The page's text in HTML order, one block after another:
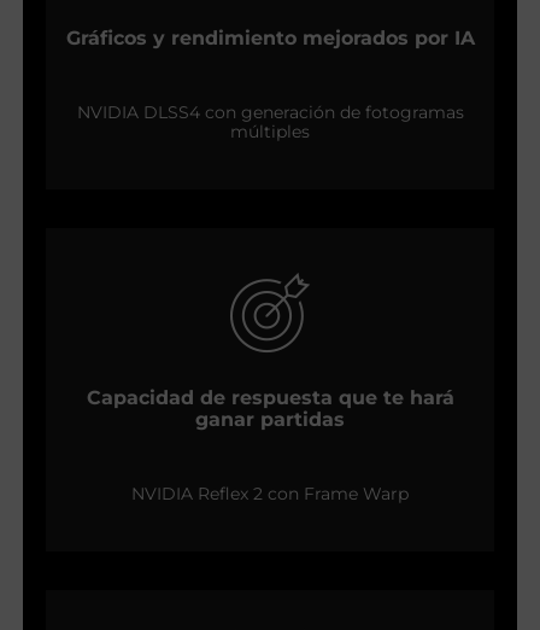
Gráficos y rendimiento mejorados por IA
NVIDIA DLSS4 con generación de fotogramas
múltiples
Capacidad de respuesta que te hará
ganar partidas
NVIDIA Reflex 2 con Frame Warp